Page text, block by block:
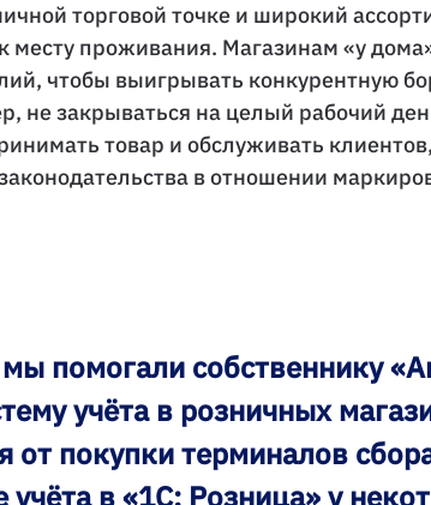
торговой точке и широкий
месту проживания. Магазинам «у
чтобы выигрывать конкурентную
не закрываться на целый рабочий
товар и обслуживать клиентов,
в отношении
помогали собственнику
учёта в розничных
от покупки терминалов
в «1С: Розница» у